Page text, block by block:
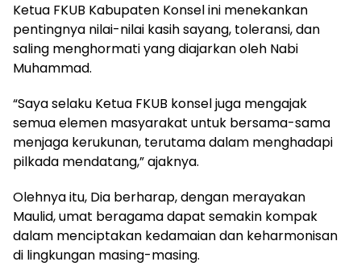
Ketua FKUB Kabupaten Konsel ini menekankan
pentingnya nilai-nilai kasih sayang, toleransi, dan
saling menghormati yang diajarkan oleh Nabi
Muhammad.
“Saya selaku Ketua FKUB konsel juga mengajak
semua elemen masyarakat untuk bersama-sama
menjaga kerukunan, terutama dalam menghadapi
pilkada mendatang,” ajaknya.
Olehnya itu, Dia berharap, dengan merayakan
Maulid, umat beragama dapat semakin kompak
dalam menciptakan kedamaian dan keharmonisan
di lingkungan masing-masing.